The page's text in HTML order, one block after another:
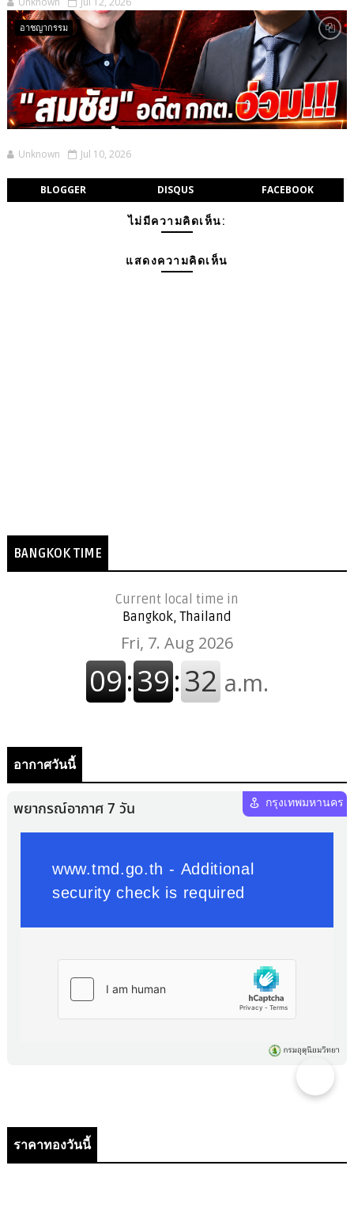
อาชญากรรม
Unknown Jul 10, 2026
BLOGGER DISQUS FACEBOOK
ไม่มีความคิดเห็น:
แสดงความคิดเห็น
BANGKOK TIME
Current local time in
Bangkok, Thailand
อากาศวันนี้
ราคาทองวันนี้